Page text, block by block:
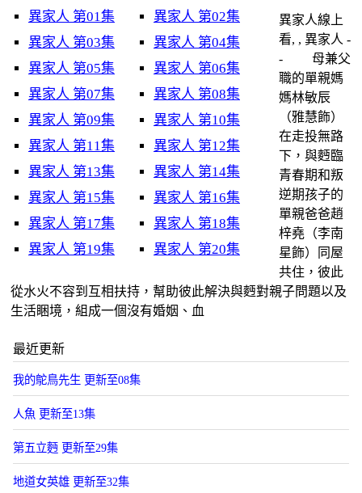
異家人 第01集
異家人 第02集
異家人 第03集
異家人 第04集
異家人 第05集
異家人 第06集
異家人 第07集
異家人 第08集
異家人 第09集
異家人 第10集
異家人 第11集
異家人 第12集
異家人 第13集
異家人 第14集
異家人 第15集
異家人 第16集
異家人 第17集
異家人 第18集
異家人 第19集
異家人 第20集
異家人線上
看, , 異家人 -
- 母兼父
職的單親媽
媽林敏辰
（雅慧飾）
在走投無路
下，與麪臨
青春期和叛
逆期孩子的
單親爸爸趙
梓堯（李南
星飾）同屋
共住，彼此
從水火不容到互相扶持，幫助彼此解決與麪對親子問題以及
生活睏境，組成一個沒有婚姻、血
最近更新
我的鴕鳥先生 更新至08集
人魚 更新至13集
第五立麪 更新至29集
地道女英雄 更新至32集